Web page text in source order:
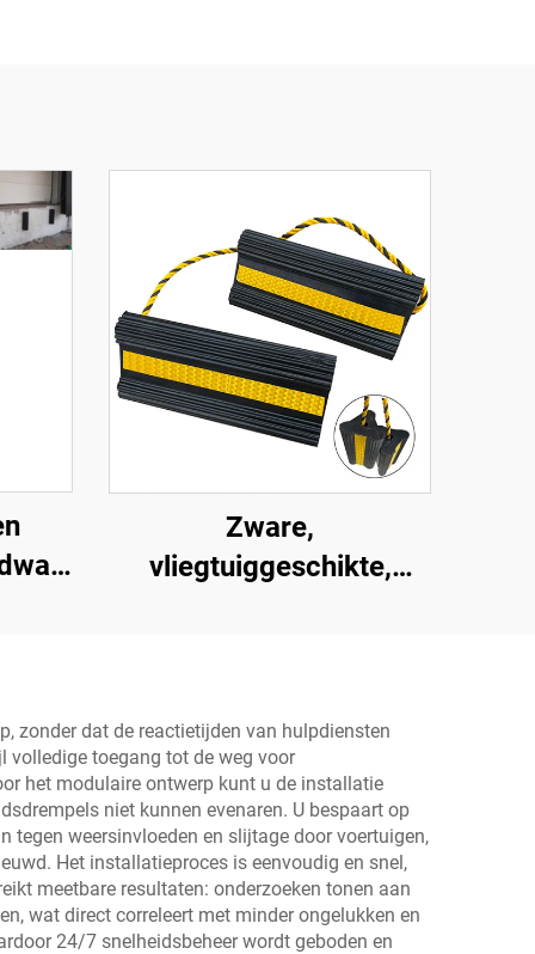
Zware,
vliegtuiggeschikte,
wielblokken voor auto's,
vliegtuigen,
vrachtwagens,
camperwagens AWC01
zonder dat de reactietijden van hulpdiensten
volledige toegang tot de weg voor
het modulaire ontwerp kunt u de installatie
niet kunnen evenaren. U bespaart op
weersinvloeden en slijtage door voertuigen,
Het installatieproces is eenvoudig en snel,
meetbare resultaten: onderzoeken tonen aan
wat direct correleert met minder ongelukken en
24/7 snelheidsbeheer wordt geboden en